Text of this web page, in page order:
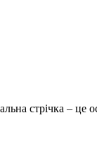
стрічка – це